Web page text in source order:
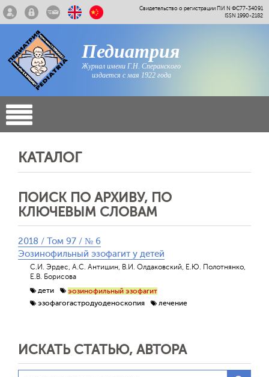
Свидетельство о регистрации ПИ N ФС77-34091
ISSN 1990-2182
Педиатрия
Журнал имени Г.Н. Сперанского
издается с мая 1922 года
КАТАЛОГ
ПОИСК ПО АРХИВУ, ПО
КЛЮЧЕВЫМ СЛОВАМ
2018 / Том 97 / № 6
Эозинофильный эзофагит у детей
С.И. Эрдес, А.С. Антишин, В.И. Олдаковский, Е.Ю. Полотнянко,
Е.В. Борисова
дети
эозинофильный эзофагит
эзофагогастродуоденоскопия
лечение
ИСКАТЬ СТАТЬЮ, АВТОРА